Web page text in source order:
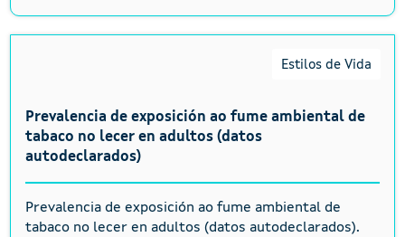
Estilos de Vida
Prevalencia de exposición ao fume ambiental de
tabaco no lecer en adultos (datos
autodeclarados)
Prevalencia de exposición ao fume ambiental de
tabaco no lecer en adultos (datos autodeclarados).